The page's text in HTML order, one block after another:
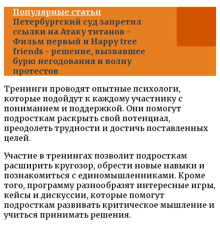
Популярные статьи
Петербургский суд запретил
ссылки на Атаку титанов -
Фильм первый и Happy tree
friеnds - решение, вызвавшее
бурю негодования и волну
протестов
Тренинги проводят опытные психологи,
которые подойдут к каждому участнику с
пониманием и поддержкой. Они помогут
подросткам раскрыть свой потенциал,
преодолеть трудности и достичь поставленных
целей.
Участие в тренингах позволит подросткам
расширить кругозор, обрести новые навыки и
познакомиться с единомышленниками. Кроме
того, программу разнообразят интересные игры,
кейсы и дискуссии, которые помогут
подросткам развивать критическое мышление и
учиться принимать решения.